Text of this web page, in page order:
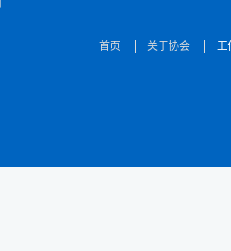
首页 关于协会 工